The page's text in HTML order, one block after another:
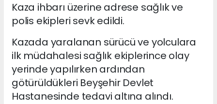
Kaza ihbarı üzerine adrese sağlık ve
polis ekipleri sevk edildi.
Kazada yaralanan sürücü ve yolculara
ilk müdahalesi sağlık ekiplerince olay
yerinde yapılırken ardından
götürüldükleri Beyşehir Devlet
Hastanesinde tedavi altına alındı.